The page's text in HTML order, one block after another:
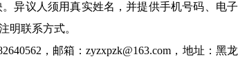
异议人须用真实姓名，并提供手机号码、电子
明联系方式。
，邮箱：zyzxpzk@163.com ，地址：黑龙